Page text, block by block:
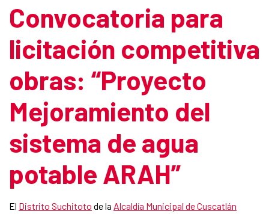
Convocatoria para
licitación competitiva
obras: “Proyecto
Mejoramiento del
sistema de agua
potable ARAH”
El Distrito Suchitoto de la Alcaldía Municipal de Cuscatlán